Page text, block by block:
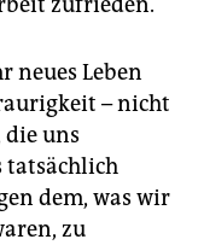
neues Leben
– nicht
uns
tatsächlich
dem, was wir
zu